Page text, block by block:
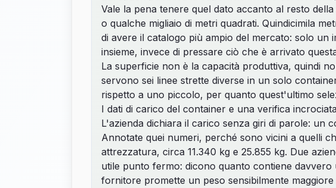
Vale la pena tenere quel dato accanto al resto
o qualche migliaio di metri quadrati. Quindicimila
di avere il catalogo più ampio del mercato: solo un
insieme, invece di pressare ciò che è arrivato
La superficie non è la capacità produttiva, quindi
servono sei linee strette diverse in un solo
rispetto a uno piccolo, per quanto quest'ultimo
I dati di carico del container e una verifica
L'azienda dichiara il carico senza giri di parole: un
Annotate quei numeri, perché sono vicini a quelli
attrezzatura, circa 11.340 kg e 25.855 kg. Due
utile punto fermo: dicono quanto contiene
fornitore promette un peso sensibilmente